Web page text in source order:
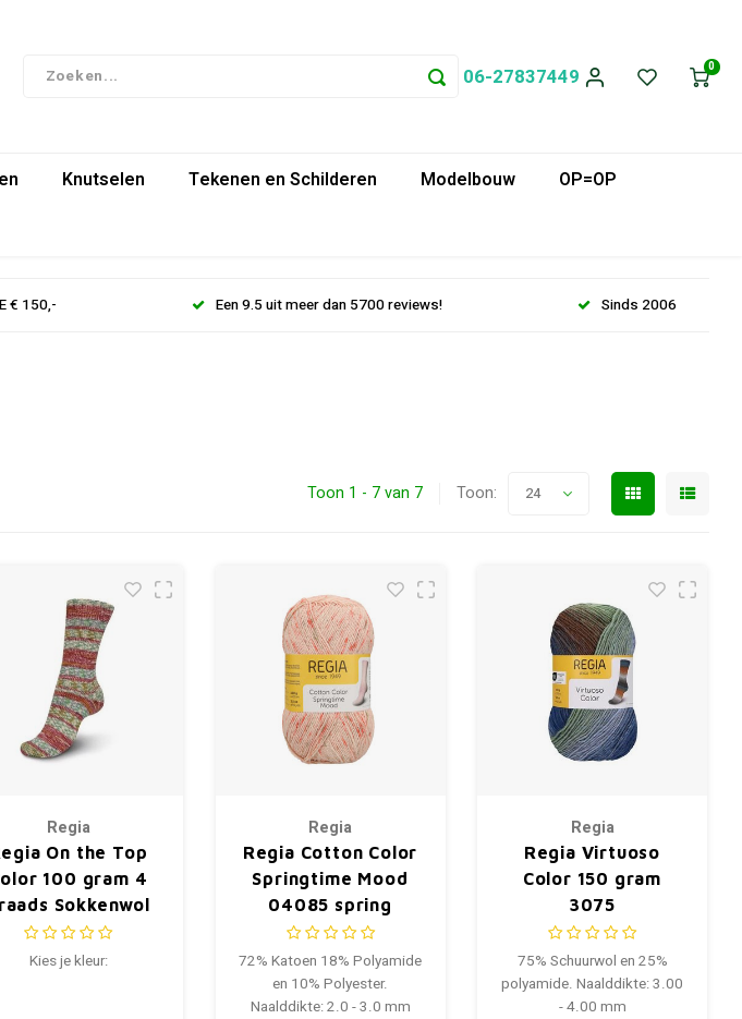
06-27837449 0
Knutselen Tekenen en Schilderen Modelbouw
OP=OP
€ 150,- Een 9.5 uit meer dan 5700 reviews! Sinds 2006
Toon 1 - 7 van 7 Toon: 24
Regia
On the Top
100 gram 4
Sokkenwol
Kies je kleur:
Regia
Regia Cotton Color
Springtime Mood
04085 spring
poppies
72% Katoen 18% Polyamide
en 10% Polyester.
Naalddikte: 2.0 - 3.0 mm
Regia
Regia Virtuoso
Color 150 gram
3075
75% Schuurwol en 25%
polyamide. Naalddikte: 3.00
- 4.00 mm